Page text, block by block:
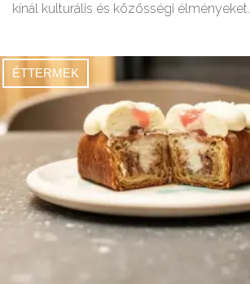
kínál kulturális és közösségi élményeket.
ÉTTERMEK